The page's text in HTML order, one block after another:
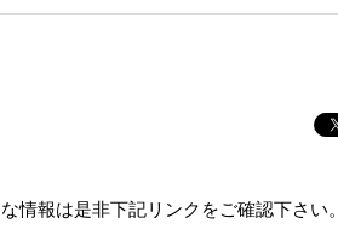
情報は是非下記リンクをご確認下さい。